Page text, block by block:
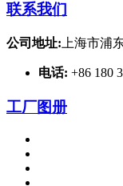
联系我们
公司地址: 上海市浦
电话: +86 180
工厂图册